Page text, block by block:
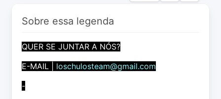
Sobre essa legenda
QUER SE JUNTAR A NÓS?
E-MAIL | loschulosteam@gmail.com
-